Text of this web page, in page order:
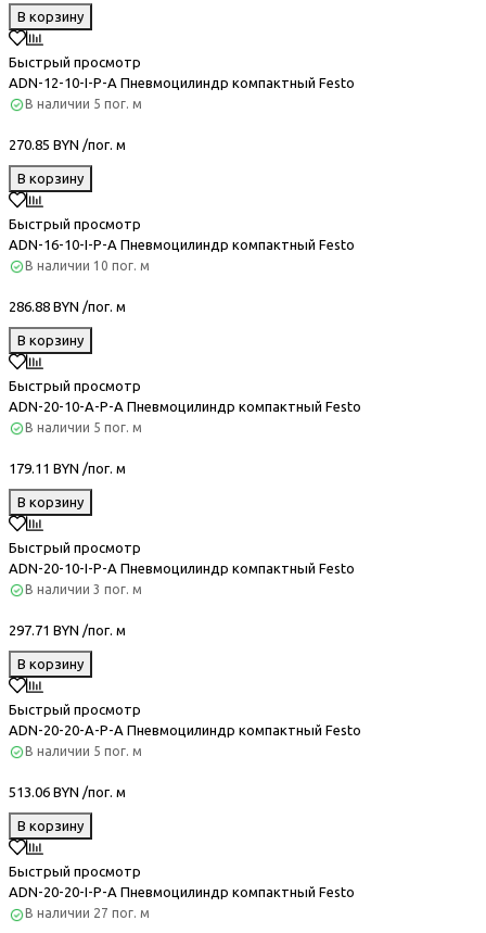
В корзину
Быстрый просмотр
ADN-12-10-I-P-A Пневмоцилиндр компактный Festo
В наличии 5 пог. м
270.85 BYN /пог. м
В корзину
Быстрый просмотр
ADN-16-10-I-P-A Пневмоцилиндр компактный Festo
В наличии 10 пог. м
286.88 BYN /пог. м
В корзину
Быстрый просмотр
ADN-20-10-A-P-A Пневмоцилиндр компактный Festo
В наличии 5 пог. м
179.11 BYN /пог. м
В корзину
Быстрый просмотр
ADN-20-10-I-P-A Пневмоцилиндр компактный Festo
В наличии 3 пог. м
297.71 BYN /пог. м
В корзину
Быстрый просмотр
ADN-20-20-A-P-A Пневмоцилиндр компактный Festo
В наличии 5 пог. м
513.06 BYN /пог. м
В корзину
Быстрый просмотр
ADN-20-20-I-P-A Пневмоцилиндр компактный Festo
В наличии 27 пог. м